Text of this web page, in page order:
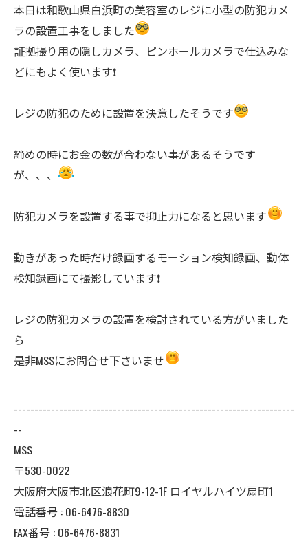
本日は和歌山県白浜町の美容室のレジに小型の防犯カメ
ラの設置工事をしました
証拠撮り用の隠しカメラ、ピンホールカメラで仕込みな
どにもよく使います❗️
レジの防犯のために設置を決意したそうです
締めの時にお金の数が合わない事があるそうです
が、、、
防犯カメラを設置する事で抑止力になると思います
動きがあった時だけ録画するモーション検知録画、動体
検知録画にて撮影しています❗️
レジの防犯カメラの設置を検討されている方がいました
ら
是非MSSにお問合せ下さいませ
--------------------------------------------------------------------
--
MSS
〒530-0022
大阪府大阪市北区浪花町9-12-1F ロイヤルハイツ扇町1
電話番号 : 06-6476-8830
FAX番号 : 06-6476-8831